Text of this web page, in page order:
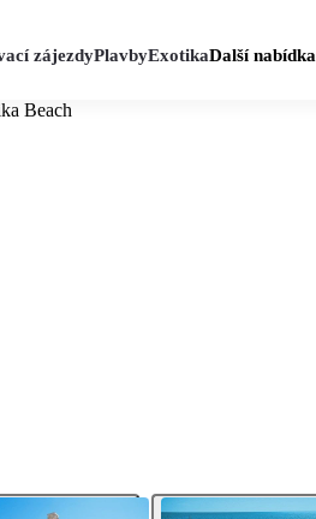
zájezdyPlavbyExotikaDalší nabídka
Beach